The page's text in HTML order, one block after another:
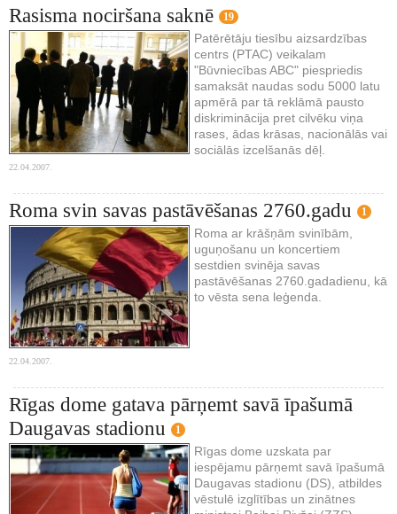
Rasisma nociršana saknē 19
Patērētāju tiesību aizsardzības
centrs (PTAC) veikalam
"Būvniecības ABC" piespriedis
samaksāt naudas sodu 5000 latu
apmērā par tā reklāmā pausto
diskriminācija pret cilvēku viņa
rases, ādas krāsas, nacionālās vai
sociālās izcelšanās dēļ.
22.04.2007.
Roma svin savas pastāvēšanas 2760.gadu 1
Roma ar krāšņām svinībām,
uguņošanu un koncertiem
sestdien svinēja savas
pastāvēšanas 2760.gadadienu, kā
to vēsta sena leģenda.
22.04.2007.
Rīgas dome gatava pārņemt savā īpašumā
Daugavas stadionu
1
Rīgas dome uzskata par
iespējamu pārņemt savā īpašumā
Daugavas stadionu (DS), atbildes
vēstulē izglītības un zinātnes